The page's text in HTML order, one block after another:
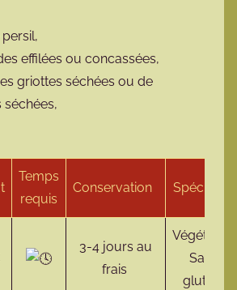
effilées ou concassées,
griottes séchées ou de
Temps
requis
Conservation Spécificité
3-4 jours au
frais
Végétalien
Sans
gluten